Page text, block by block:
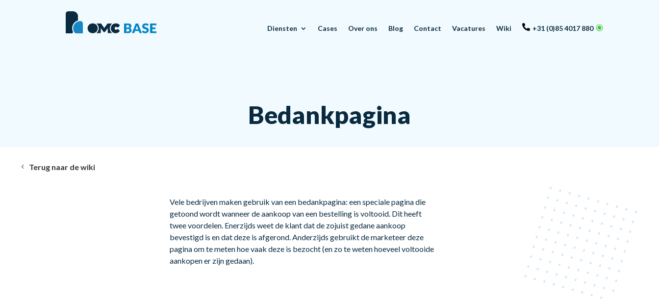
Diensten Cases Over ons Blog Contact Vacatures Wiki +31 (0)85 4017 880
Bedankpagina
Terug naar de wiki
Vele bedrijven maken gebruik van een bedankpagina: een speciale pagina die
getoond wordt wanneer de aankoop van een bestelling is voltooid. Dit heeft
twee voordelen. Enerzijds weet de klant dat de zojuist gedane aankoop
bevestigd is en dat deze is afgerond. Anderzijds gebruikt de marketeer deze
pagina om te meten hoe vaak deze is bezocht (en zo te weten hoeveel voltooide
aankopen er zijn gedaan).